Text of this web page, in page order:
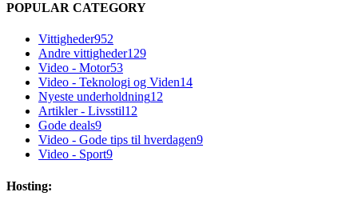
POPULAR CATEGORY
Vittigheder952
Andre vittigheder129
Video - Motor53
Video - Teknologi og Viden14
Nyeste underholdning12
Artikler - Livsstil12
Gode deals9
Video - Gode tips til hverdagen9
Video - Sport9
Hosting: